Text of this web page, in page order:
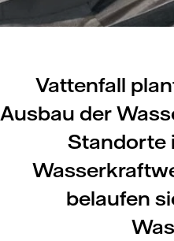
Vattenfall
Ausbau der
Standorte
belaufen